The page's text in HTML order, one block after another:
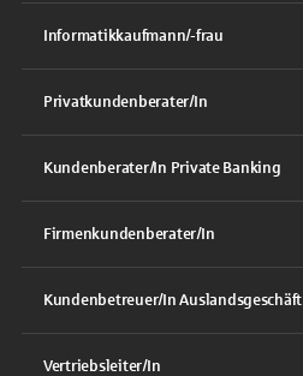
Informatikkaufmann/-frau
Privatkundenberater/In
Kundenberater/In Private Banking
Firmenkundenberater/In
Kundenbetreuer/In Auslandsgeschäft
Vertriebsleiter/In